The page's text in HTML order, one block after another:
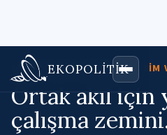
EKOPOLİTİK
EKOPOLITIK KÜLTÜR, EĞITIM
Ortak akıl için
çalışma